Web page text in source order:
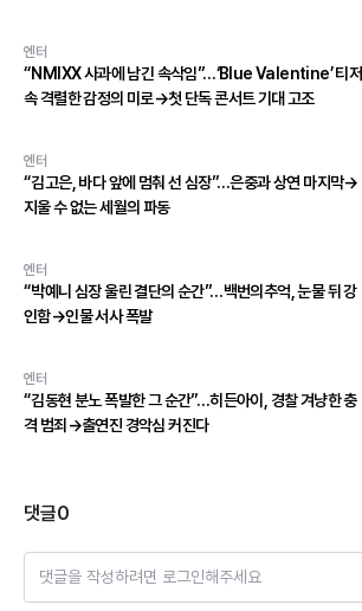
엔터
“NMIXX 사과에 남긴 속삭임”…‘Blue Valentine’ 티저
속 격렬한 감정의 미로→첫 단독 콘서트 기대 고조
엔터
“김고은, 바다 앞에 멈춰 선 심장”…은중과 상연 마지막→
지울 수 없는 세월의 파동
엔터
“박예니 심장 울린 결단의 순간”…백번의추억, 눈물 뒤 강
인함→인물 서사 폭발
엔터
“김동현 분노 폭발한 그 순간”…히든아이, 경찰 겨냥한 충
격 범죄→출연진 경악심 커진다
댓글0
댓글을 작성하려면 로그인해주세요